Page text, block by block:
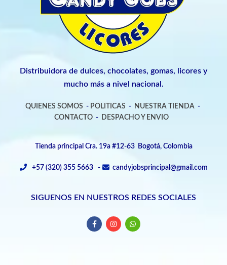
Distribuidora de dulces, chocolates, gomas, licores y
mucho más a nivel nacional.
QUIENES SOMOS - POLITICAS - NUESTRA TIENDA -
CONTACTO- DESPACHO Y ENVIO
Tienda principal Cra. 19a #12-63 Bogotá, Colombia
+57 (320) 355 5663 - candyjobsprincipal@gmail.com
SIGUENOS EN NUESTROS REDES SOCIALES